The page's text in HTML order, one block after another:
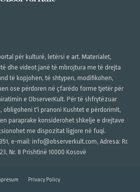
për kulturë, letërsi e art. Materialet,
dhe videot janë të mbrojtura me të drejta
të kopjohen, të shtypen, modifikohen,
ose përdoren në çfarëdo forme tjetër për
e ObserverKult. Për të shfrytëzuar
obligoheni t'i pranoni Kushtet e përdorimit,
paraprake konsiderohet shkelje e drejtave
me dispozitat ligjore në fuqi.
e-mail: info@observerkult.com, Adresa: Rr.
Nr. 8 Prishtinë 10000 Kosovë
Privacy Policy